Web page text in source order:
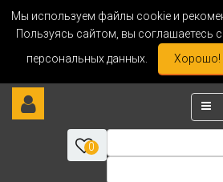
Мы используем файлы cookie и
Пользуясь сайтом, вы соглашаетесь
персональных данных.
Хорошо!
0